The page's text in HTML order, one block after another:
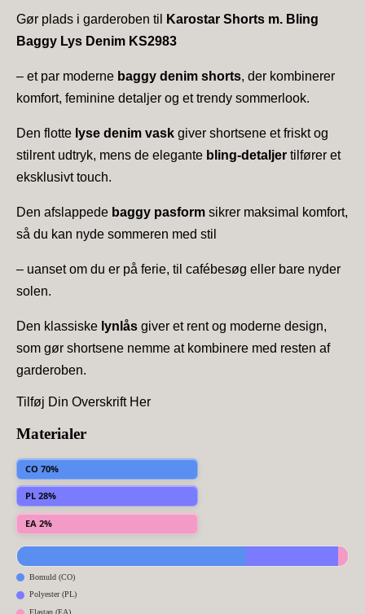
Gør plads i garderoben til
Karostar Shorts m. Bling
Baggy Lys Denim KS2983
– et par moderne baggy denim shorts, der kombinerer
komfort, feminine detaljer og et trendy sommerlook.
Den flotte lyse denim vask giver shortsene et friskt og
stilrent udtryk, mens de elegante bling-detaljer tilfører et
eksklusivt touch.
Den afslappede baggy pasform sikrer maksimal komfort,
så du kan nyde sommeren med stil
– uanset om du er på ferie, til cafébesøg eller bare nyder
solen.
Den klassiske lynlås giver et rent og moderne design,
som gør shortsene nemme at kombinere med resten af
garderoben.
Tilføj Din Overskrift Her
Materialer
CO 70%
PL 28%
EA 2%
Bomuld (CO)
Polyester (PL)
Elastan (EA)